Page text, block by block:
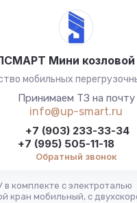
Мини козловой
мобильных
Принимаем ТЗ на почту
info@up-smart.ru
+7 (903) 233-33-34
+7 (995) 505-11-18
Обратный звонок
в комплекте с электроталью
кран мобильный, с